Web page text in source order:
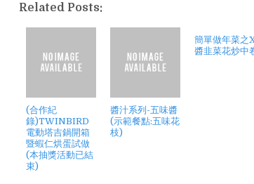
Related Posts:
(合作紀
錄)TWINBIRD
電動塔吉鍋開箱
暨蝦仁烘蛋試做
(本抽獎活動已結
束)
醬汁系列-五味醬
(示範餐點:五味花
枝)
簡單做年菜之
醬韭菜花炒中